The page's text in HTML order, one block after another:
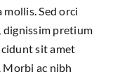
Sed orci
dignissim pretium
sit amet
ac nibh